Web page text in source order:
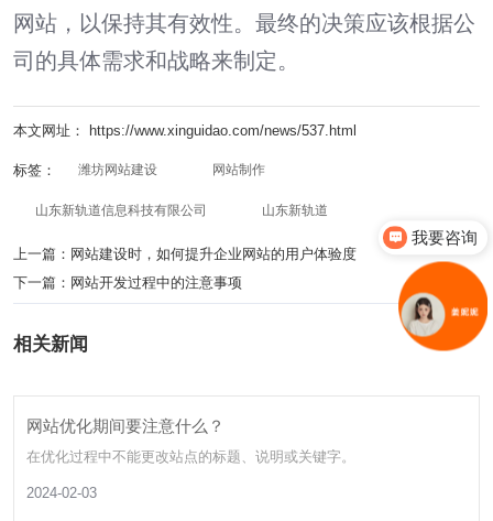
网站，以保持其有效性。最终的决策应该根据公
司的具体需求和战略来制定。
本文网址： https://www.xinguidao.com/news/537.html
标签： 潍坊网站建设 网站制作
山东新轨道信息科技有限公司 山东新轨道
上一篇： 网站建设时，如何提升企业网站的用户体验度
下一篇： 网站开发过程中的注意事项
相关新闻
网站优化期间要注意什么？
在优化过程中不能更改站点的标题、说明或关键字。
2024-02-03
我要咨询